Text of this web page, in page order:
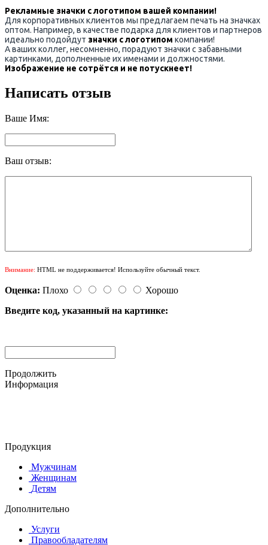
Рекламные значки с логотипом вашей компании!
Для корпоративных клиентов мы предлагаем печать на значках
оптом. Например, в качестве подарка для клиентов и партнеров
идеально подойдут значки с логотипом компании!
А ваших коллег, несомненно, порадуют значки с забавными
картинками, дополненные их именами и должностями.
Изображение не сотрётся и не потускнеет!
Написать отзыв
Ваше Имя:
Ваш отзыв:
Внимание: HTML не поддерживается! Используйте обычный текст.
Оценка: Плохо
Хорошо
Введите код, указанный на картинке:
Продолжить
Информация
Продукция
Мужчинам
Женщинам
Детям
Дополнительно
Услуги
Правообладателям